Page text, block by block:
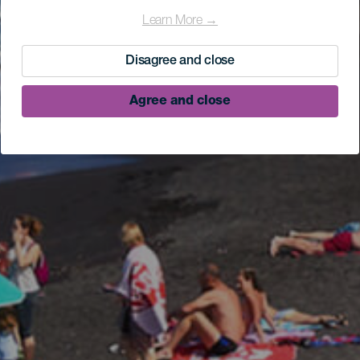
Learn More →
Disagree and close
Agree and close